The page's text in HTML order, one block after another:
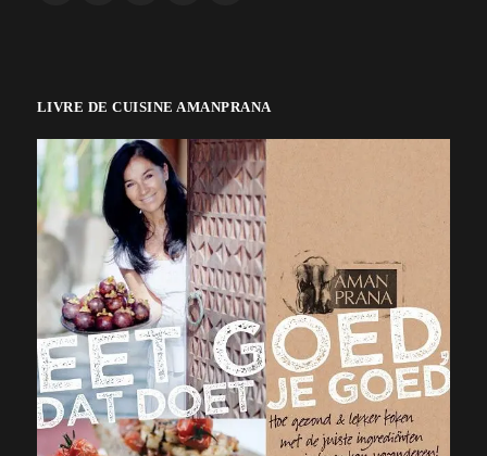
LIVRE DE CUISINE AMANPRANA